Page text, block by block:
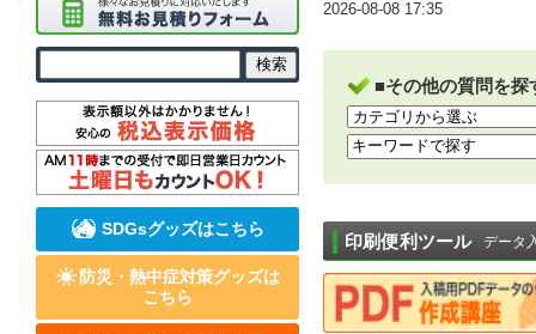
2026-08-08 17:35
■その他の質問を探
印刷便利ツール データ
SDGsグッズはこちら
防災・熱中症対策グッズは
こちら